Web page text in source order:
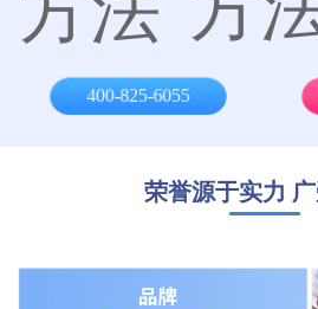
400-825-6055
荣誉源于实力